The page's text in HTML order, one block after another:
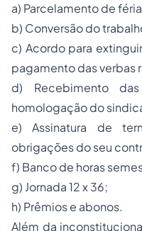
a) Parcelamento de
b) Conversão do
c) Acordo para
pagamento das verbas
d) Recebimento
homologação do
e) Assinatura de
obrigações do seu
f) Banco de horas
g) Jornada 12 x 36;
h) Prêmios e abonos.
Além da